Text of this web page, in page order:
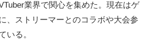
業界で関心を集めた。現在はゲ
、ストリーマーとのコラボや大会参
いる。